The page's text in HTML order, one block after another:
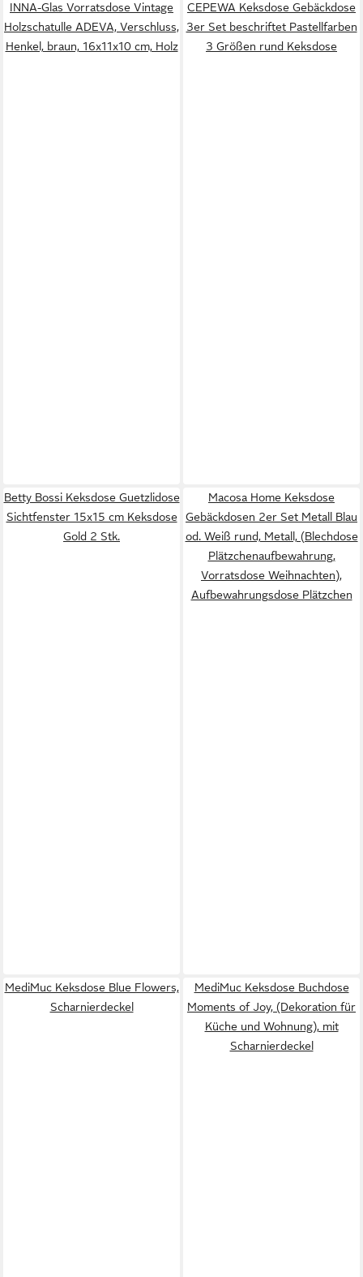
INNA-Glas Vorratsdose Vintage
Holzschatulle ADEVA, Verschluss,
Henkel, braun, 16x11x10 cm, Holz
CEPEWA Keksdose Gebäckdose
3er Set beschriftet Pastellfarben
3 Größen rund Keksdose
Betty Bossi Keksdose Guetzlidose
Sichtfenster 15x15 cm Keksdose
Gold 2 Stk.
Macosa Home Keksdose
Gebäckdosen 2er Set Metall Blau
od. Weiß rund, Metall, (Blechdose
Plätzchenaufbewahrung,
Vorratsdose Weihnachten),
Aufbewahrungsdose Plätzchen
MediMuc Keksdose Blue Flowers,
Scharnierdeckel
MediMuc Keksdose Buchdose
Moments of Joy, (Dekoration für
Küche und Wohnung), mit
Scharnierdeckel